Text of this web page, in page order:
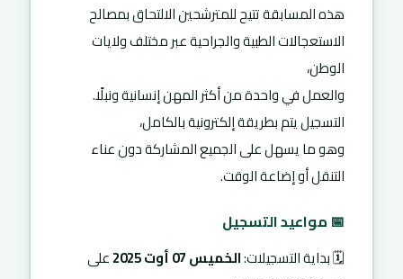
هذه المسابقة تتيح للمترشحين الالتحاق بمصالح
الاستعجالات الطبية والجراحية عبر مختلف ولايات
الوطن،
والعمل في واحدة من أكثر المهن إنسانية ونبلًا.
التسجيل يتم بطريقة إلكترونية بالكامل،
وهو ما يسهل على الجميع المشاركة دون عناء
التنقل أو إضاعة الوقت.
📅 مواعيد التسجيل
🗓 بداية التسجيلات:الخميس 07 أوت 2025
على